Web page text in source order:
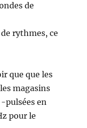
de
rythmes, ce
que que les
magasins
pulsées en
pour le